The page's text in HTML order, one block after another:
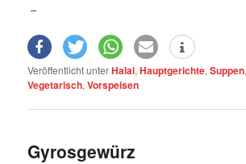
–
Veröffentlicht unterHalal,Hauptgerichte,Suppen
Vegetarisch,Vorspeisen
Gyrosgewürz